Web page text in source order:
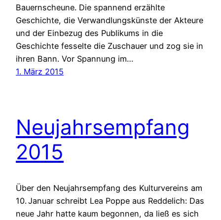
Bauernscheune. Die spannend erzählte
Geschichte, die Verwandlungskünste der Akteure
und der Einbezug des Publikums in die
Geschichte fesselte die Zuschauer und zog sie in
ihren Bann. Vor Spannung im…
1. März 2015
Neujahrsempfang
2015
Über den Neujahrsempfang des Kulturvereins am
10. Januar schreibt Lea Poppe aus Reddelich: Das
neue Jahr hatte kaum begonnen, da ließ es sich